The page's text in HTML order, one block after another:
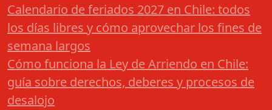
Calendario de feriados 2027 en Chile: todos
los días libres y cómo aprovechar los fines de
semana largos
Cómo funciona la Ley de Arriendo en Chile:
guía sobre derechos, deberes y procesos de
desalojo